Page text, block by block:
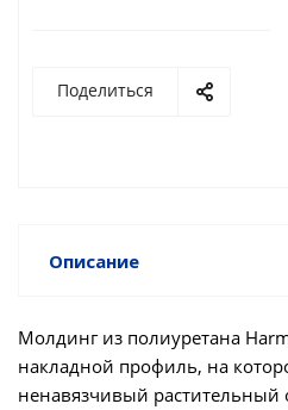
Поделиться
Описание
Молдинг из полиуретана
накладной профиль, на
ненавязчивый растительный